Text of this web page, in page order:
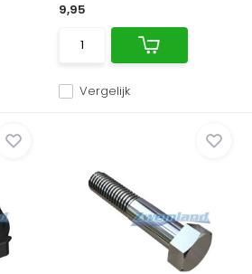
Vergelijk
9,95